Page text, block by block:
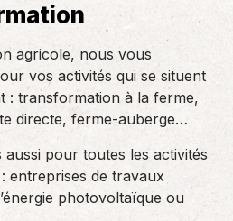
agricole, nous vous
vos activités qui se situent
: transformation à la ferme,
directe, ferme-auberge…
pour toutes les activités
entreprises de travaux
photovoltaïque ou